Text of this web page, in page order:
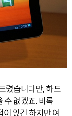
렸습니다만, 하드
수 없겠죠. 비록
있긴 하지만 여